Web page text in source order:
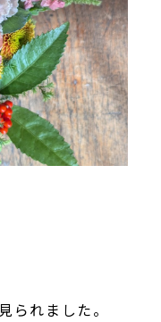
られました。